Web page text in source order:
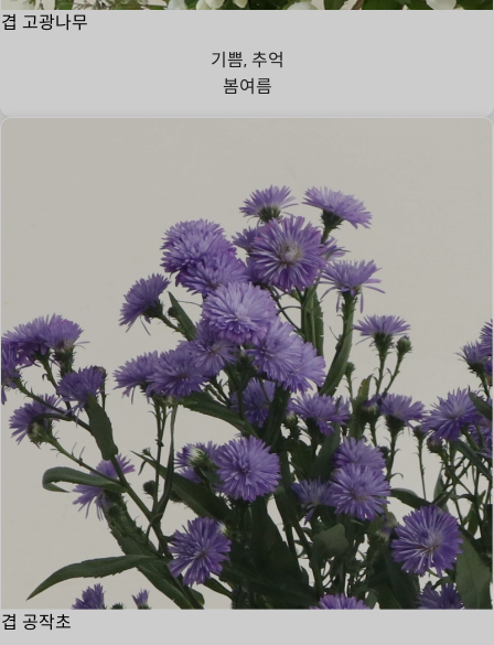
겹 고광나무
기쁨, 추억
봄여름
겹 공작초